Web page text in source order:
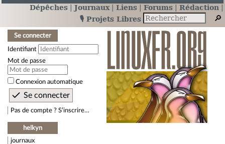
Dépêches Journaux Liens Forums
Rédaction
🎙️ Projets Libres
Se connecter
Identifiant
Mot de passe
Connexion automatique
Pas de compte ? S’inscrire…
helkyn
journaux